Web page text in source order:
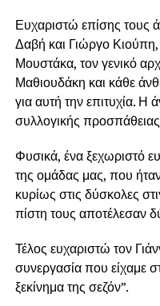
Ευχαριστώ επίσης τους
Δαβή και Γιώργο
Μουστάκα, τον γενικό
Μαθιουδάκη και κάθε
για αυτή την επιτυχία. Η
συλλογικής
Φυσικά, ένα ξεχωριστό
της ομάδας μας, που
κυρίως στις δύσκολες
πίστη τους αποτέλεσαν
Τέλος ευχαριστώ τον
συνεργασία που είχαμε
ξεκίνημα της σεζόν”.